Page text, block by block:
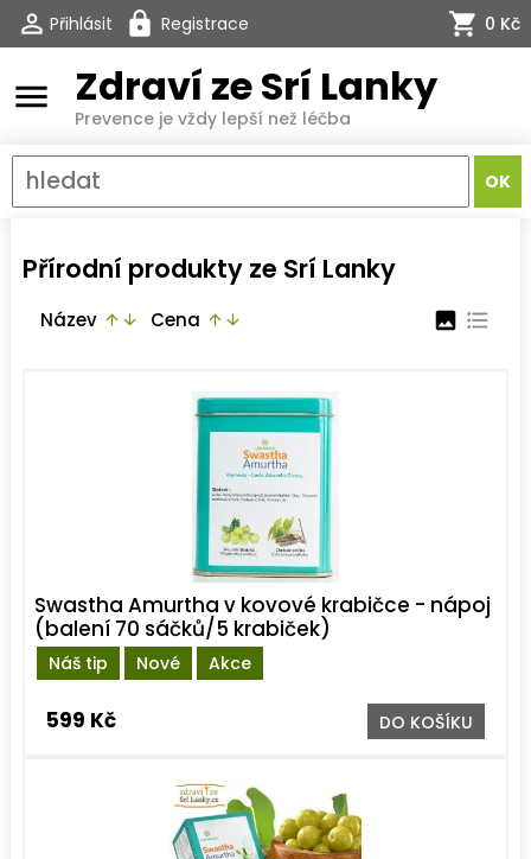
Přihlásit Registrace 0 Kč
menu Zdraví ze Srí Lanky
Prevence je vždy lepší než léčba
Přírodní produkty ze Srí Lanky
Název arrow_upward arrow_downward Cena arrow_upward arrow_downward image format_list_bulleted
Náš tip Nové Akce
Swastha Amurtha v kovové krabičce - nápoj
(balení 70 sáčků/5 krabiček)
599 Kč DO KOŠÍKU